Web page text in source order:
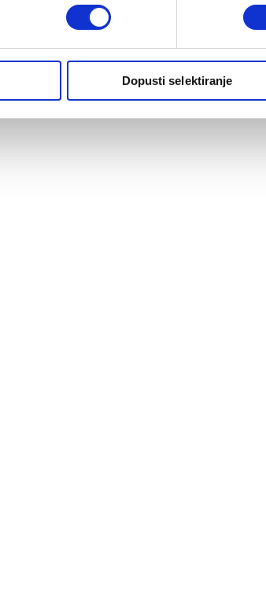
Dopusti selektiranje